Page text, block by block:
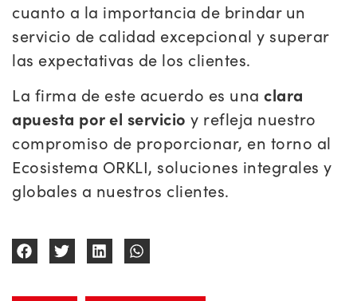
cuanto a la importancia de brindar un
servicio de calidad excepcional y superar
las expectativas de los clientes.
La firma de este acuerdo es una clara
apuesta por el servicio y refleja nuestro
compromiso de proporcionar, en torno al
Ecosistema ORKLI, soluciones integrales y
globales a nuestros clientes.